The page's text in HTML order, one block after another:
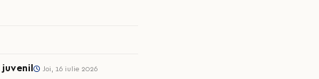
Joi, 16 iulie 2026